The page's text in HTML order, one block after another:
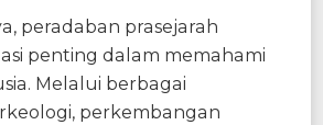
peradaban prasejarah
penting dalam memahami
Melalui berbagai
perkembangan